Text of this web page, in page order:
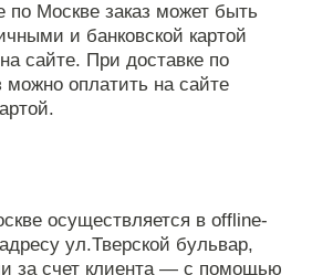
по Москве заказ может быть
и банковской картой
сайте. При доставке по
можно оплатить на сайте
осуществляется в offline-
ул.Тверской бульвар,
за счет клиента — с помощью